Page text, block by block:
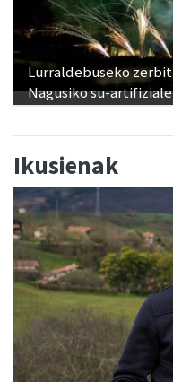
Lurraldebuseko
Nagusiko su-
Ikusienak